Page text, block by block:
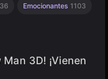
Emocionantes 1103
3D! ¡Vienen